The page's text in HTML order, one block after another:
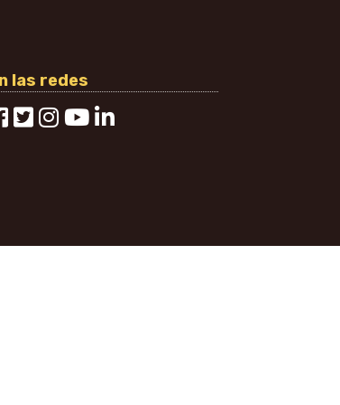
las redes